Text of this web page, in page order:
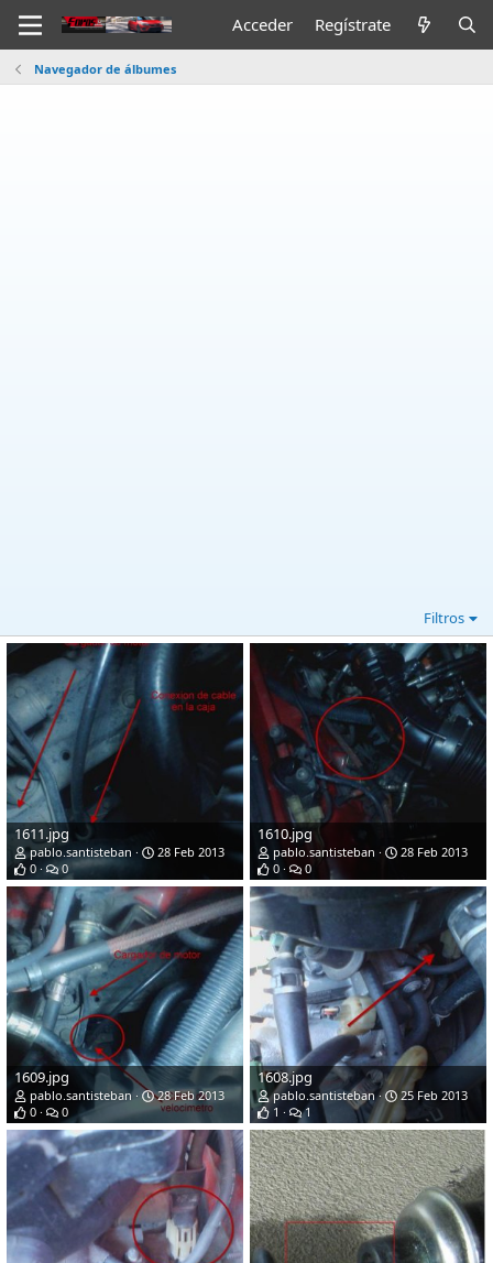
Acceder Regístrate
Navegador de álbumes
Filtros
1611.jpg
pablo.santisteban
28 Feb 2013
0
0
1610.jpg
pablo.santisteban
28 Feb 2013
0
0
1609.jpg
pablo.santisteban
28 Feb 2013
0
0
1608.jpg
pablo.santisteban
25 Feb 2013
1
1